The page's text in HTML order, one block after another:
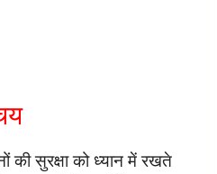
की सुरक्षा को ध्यान में रखते